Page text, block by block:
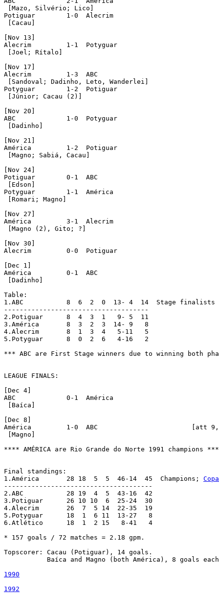
[Mazo, Silvério; Lico]
Potiguar	1-0  Alecrim
[Cacau]
[Nov 13]
Alecrim		1-1  Potyguar
[Joel; Rítalo]
[Nov 17]
Alecrim		1-3  ABC
[Sandoval; Dadinho, Leto, Wanderlei]
Potyguar	1-2  Potiguar
[Júnior; Cacau (2)]
[Nov 20]
ABC		1-0  Potyguar
[Dadinho]
[Nov 21]
América		1-2  Potiguar
[Magno; Sabiá, Cacau]
[Nov 24]
Potiguar	0-1  ABC
[Edson]
Potyguar	1-1  América
[Romari; Magno]
[Nov 27]
América		3-1  Alecrim
[Magno (2), Gito; ?]
[Nov 30]
Alecrim		0-0  Potiguar
[Dec 1]
América		0-1  ABC
[Dadinho]
Table:
1.ABC		8  6  2  0  13-	4  14  Stage finalists
-------------------------------------
2.Potiguar	8  4  3  1   9-	5  11
3.América	8  3  2  3  14-	9   8
4.Alecrim	8  1  3  4   5-11   5
5.Potyguar	8  0  2  6   4-16   2
*** ABC are First Stage winners due to winning both
LEAGUE FINALS:
[Dec 4]
ABC		0-1  América
[Baíca]
[Dec 8]
América		1-0  ABC			[att 9,754]
[Magno]
**** AMÉRICA are Rio Grande do Norte 1991 champions
Final standings:
1.América	28 18  5  5  46-14  45  Champions;
--------------------------------------
2.ABC		28 19  4  5  43-16  42
3.Potiguar	26 10 10  6  25-24  30
4.Alecrim	26  7  5 14  22-35  19
5.Potyguar	18  1  6 11  13-27   8
6.Atlético	18  1  2 15   8-41   4
* 157 goals / 72 matches = 2.18 gpm.
Topscorer: Cacau (Potiguar), 14 goals.
1990
1992